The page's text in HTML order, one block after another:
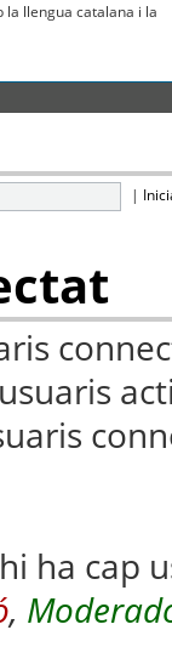
la llengua catalana i la
|
ha cap
,